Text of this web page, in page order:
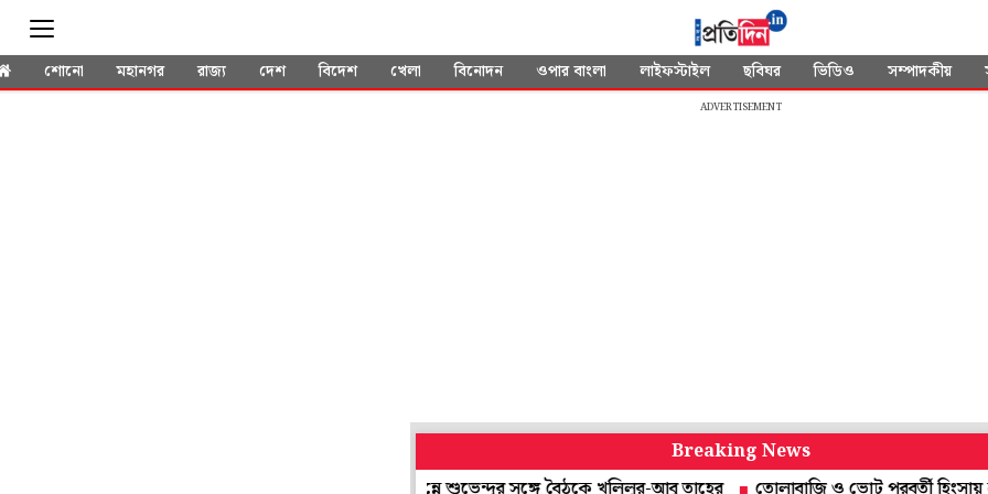
শোনো মহানগর রাজ্য দেশ বিদেশ খেলা বিনোদন ওপার বাংলা লাইফস্টাইল ছবিঘর ভিডিও সম্পাদকীয়
ADVERTISEMENT
Breaking News